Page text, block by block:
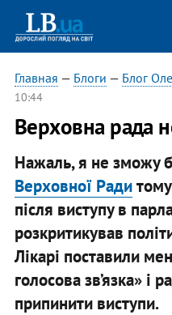
Главная — Блоги — Блог
10:44
Верховна рада
Нажаль, я не зможу
Верховної Ради
після виступу в
розкритикував
Лікарі поставили
голосова зв’язка» і
припинити виступи.